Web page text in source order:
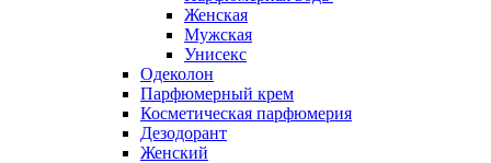
Женская
Мужская
Унисекс
Одеколон
Парфюмерный крем
Косметическая парфюмерия
Дезодорант
Женский